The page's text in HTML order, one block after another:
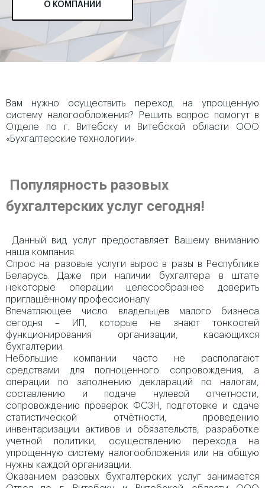
О КОМПАНИИ
Вам нужно осуществить переход на упрощенную
систему налогообложения? Решить вопрос помогут в
Отделе по г. Витебску и Витебской области ООО
«Бухгалтерские технологии».
Популярность разовых
бухгалтерских услуг сегодня!
Данный вид услуг предоставляет Вашему вниманию
наша компания.
Спрос на разовые услуги вырос в разы в Республике
Беларусь. Даже при наличии бухгалтера в штате
некоторые операции целесообразнее доверить
приглашённому профессионалу.
Впечатляющее число владельцев малого бизнеса
сегодня – ИП, которые не знают тонкостей
функционирования организации, касающихся
бухгалтерии.
Небольшие компании часто не располагают
средствами для полноценного сопровождения, а
операции по заполнению деклараций по налогам,
составлению и подаче нулевой отчетности,
сопровождению проверок ФСЗН, подготовке и сдаче
статистической отчётности, проведению
инвентаризации активов и обязательств, разработке
учетной политики, осуществлению перехода на
упрощенную систему налогообложения или на общую
нужны каждой организации.
Оказанием разовых бухгалтерских услуг занимается